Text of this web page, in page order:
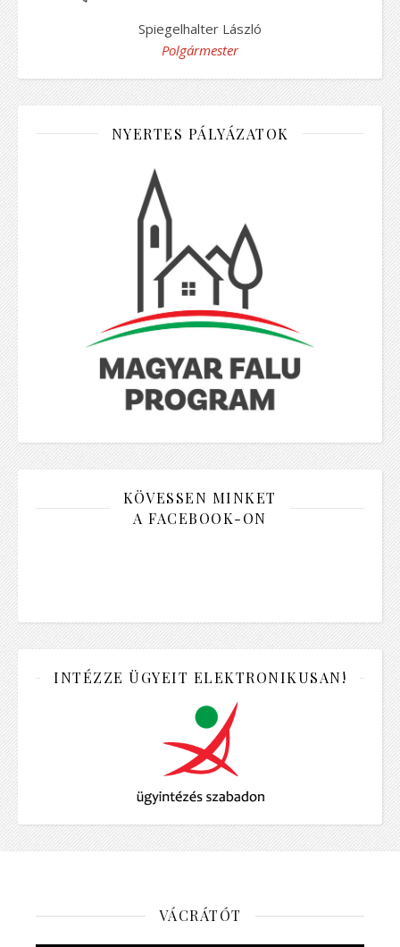
Spiegelhalter László
Polgármester
NYERTES PÁLYÁZATOK
KÖVESSEN MINKET
A FACEBOOK-ON
INTÉZZE ÜGYEIT ELEKTRONIKUSAN!
VÁCRÁTÓT